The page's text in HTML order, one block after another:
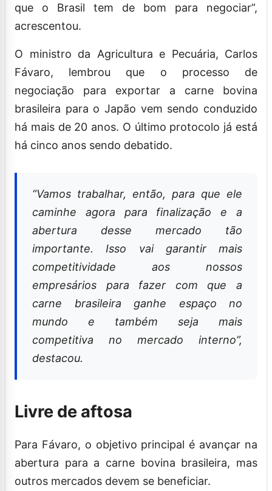
que o Brasil tem de bom para negociar”,
acrescentou.
O ministro da Agricultura e Pecuária, Carlos
Fávaro, lembrou que o processo de
negociação para exportar a carne bovina
brasileira para o Japão vem sendo conduzido
há mais de 20 anos. O último protocolo já está
há cinco anos sendo debatido.
“Vamos trabalhar, então, para que ele
caminhe agora para finalização e a
abertura desse mercado tão
importante. Isso vai garantir mais
competitividade aos nossos
empresários para fazer com que a
carne brasileira ganhe espaço no
mundo e também seja mais
competitiva no mercado interno”,
destacou.
Livre de aftosa
Para Fávaro, o objetivo principal é avançar na
abertura para a carne bovina brasileira, mas
outros mercados devem se beneficiar.